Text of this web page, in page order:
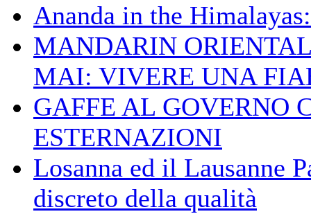
Ananda in the
MANDARIN
MAI: VIVERE UNA
GAFFE AL GOVERNO
ESTERNAZIONI
Losanna ed il Lausanne
discreto della qualità